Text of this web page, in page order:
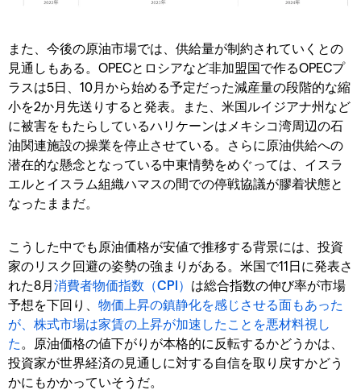
また、今後の原油市場では、供給量が制約されていくとの
見通しもある。OPECとロシアなど非加盟国で作るOPECプ
ラスは5日、10月から始める予定だった減産量の段階的な縮
小を2か月先送りすると発表。また、米国ルイジアナ州など
に被害をもたらしているハリケーンはメキシコ湾周辺の石
油関連施設の操業を停止させている。さらに原油供給への
潜在的な懸念となっている中東情勢をめぐっては、イスラ
エルとイスラム組織ハマスの間での停戦協議が膠着状態と
なったままだ。
こうした中でも原油価格が安値で推移する背景には、投資
家のリスク回避の姿勢の強まりがある。米国で11日に発表さ
れた8月消費者物価指数（CPI） は総合指数の伸び率が市場
予想を下回り、 物価上昇の鎮静化を感じさせる面もあった
が、株式市場は家賃の上昇が加速したことを悪材料視し
た 。原油価格の値下がりが本格的に反転するかどうかは、
投資家が世界経済の見通しに対する自信を取り戻すかどう
かにもかかっていそうだ。